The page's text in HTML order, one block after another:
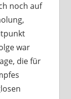
noch auf
war
die für